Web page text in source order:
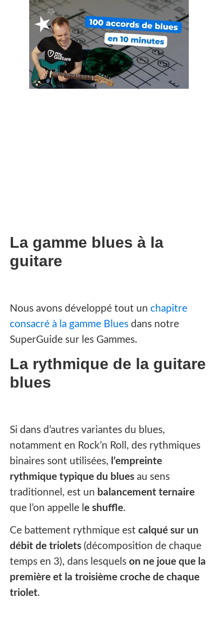
La gamme blues à la
guitare
Nous avons développé tout un chapitre
consacré à la gamme Blues dans notre
SuperGuide sur les Gammes.
La rythmique de la guitare
blues
Si dans d’autres variantes du blues,
notamment en Rock’n Roll, des rythmiques
binaires sont utilisées, l’empreinte
rythmique typique du blues au sens
traditionnel, est un balancement ternaire
que l’on appelle l e shuffle.
Ce battement rythmique est calqué sur un
débit de triolets (décomposition de chaque
temps en 3), dans lesquels on ne joue que la
première et la troisième croche de chaque
triolet.